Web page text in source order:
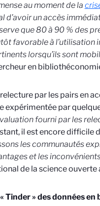
au moment de la
d’avoir un accès
que 80 à 90 % des
favorable à l’utilisation
lorsqu’ils sont
en
par les pairs en
expérimentée par
fourni par les
il est encore difficile
les communautés
et les
de la science ouverte
Tinder » des données en